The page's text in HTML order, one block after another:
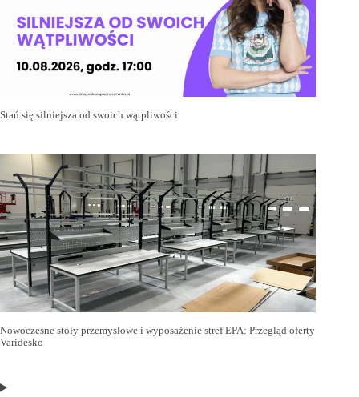
Stań się silniejsza od swoich wątpliwości
Nowoczesne stoły przemysłowe i wyposażenie stref EPA: Przegląd oferty
Varidesko